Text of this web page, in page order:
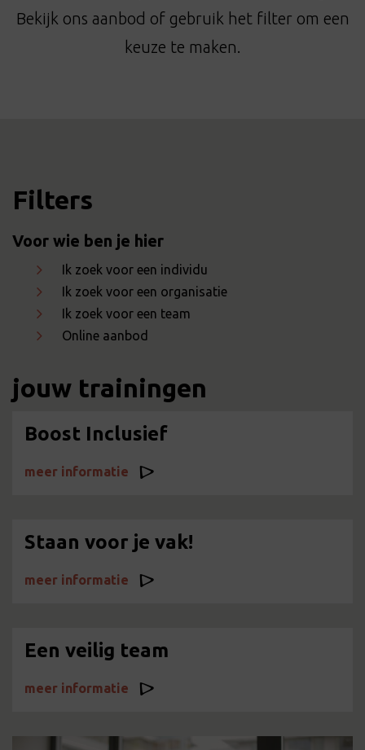
Bekijk ons aanbod of gebruik het filter om een
keuze te maken.
Filters
Voor wie ben je hier
Ik zoek voor een individu
Ik zoek voor een organisatie
Ik zoek voor een team
Online aanbod
jouw trainingen
Boost Inclusief
meer informatie
Staan voor je vak!
meer informatie
Een veilig team
meer informatie